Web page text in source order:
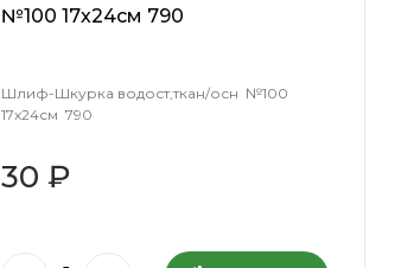
№100 17х24см 790
Шлиф-Шкурка водост,ткан/осн №100
17х24см 790
30 ₽